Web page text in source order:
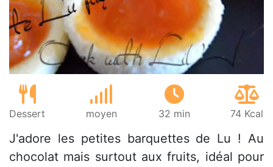
Dessert moyen 32 min 74 Kcal
J'adore les petites barquettes de Lu ! Au
chocolat mais surtout aux fruits, idéal pour